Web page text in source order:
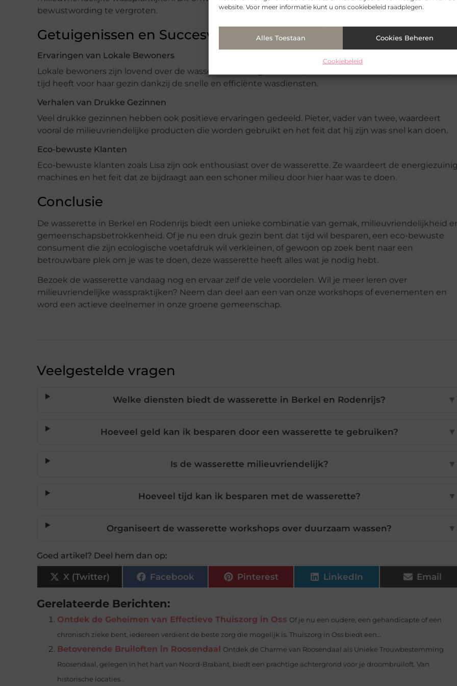
website. Voor meer informatie kunt u ons cookiebeleid raadplegen.
Alles Toestaan Cookies Beheren
Cookiebeleid
bewustwording te vergroten.
Getuigenissen en Succesverhalen
Ervaringen van Lokale Bewoners
Lokale bewoners zijn lovend over de wasserette. Zo zegt Marieke, een moeder van drie, dat ze nu meer
tijd heeft voor haar gezin dankzij de snelle en efficiënte wasdiensten.
Verhalen van Drukke Gezinnen
Veel drukke gezinnen hebben ook positieve ervaringen gedeeld. Pieter, vader van twee, waardeert
vooral de milieuvriendelijke producten die worden gebruikt en het feit dat hij zijn was snel kan doen.
Eco-bewuste Klanten
Eco-bewuste klanten zoals Lisa zijn ook enthousiast over de wasserette. Ze waardeert de
machines en het feit dat ze bijdraagt aan een schoner milieu door hier haar was te doen.
Conclusie
De wasserette in Berkel en Rodenrijs biedt een unieke combinatie van gemak, milieuvriendelijkheid
gemeenschapsbetrokkenheid. Of je nu een druk gezin bent dat tijd wil besparen, een eco-bewuste
consument die zijn ecologische voetafdruk wil verkleinen, of gewoon op zoek bent naar een
betrouwbare plek om je was te doen, deze wasserette heeft alles wat je nodig hebt.
Bezoek de wasserette vandaag nog en ervaar zelf de vele voordelen. Wil je meer leren over
milieuvriendelijke wasspraktijken? Neem dan deel aan een van onze workshops of evenementen en
word een actieve deelnemer in onze groene gemeenschap.
Veelgestelde vragen
Welke diensten biedt de wasserette in Berkel en Rodenrijs? ▼
Hoeveel geld kan ik besparen door een wasserette te gebruiken? ▼
Is de wasserette milieuvriendelijk? ▼
Hoeveel tijd kan ik besparen met de wasserette? ▼
Organiseert de wasserette workshops over duurzaam wassen? ▼
Goed artikel? Deel hem dan op:
X (Twitter) Facebook Pinterest LinkedIn Email
Gerelateerde Berichten:
Ontdek de Geheimen van Effectieve Thuiszorg in Oss Of je nu een oudere, een gehandicapte of een
chronisch zieke bent, iedereen verdient de beste zorg die mogelijk is. Thuiszorg in Oss biedt een...
Betoverende Bruiloften in Roosendaal
Ontdek de Charme van Roosendaal als Unieke Trouwbestemming
Roosendaal, gelegen in het hart van Noord-Brabant, biedt een prachtige achtergrond voor je droombruiloft. Van
historische locaties...